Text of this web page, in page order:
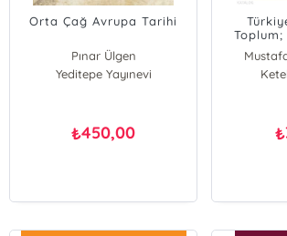
Orta Çağ Avrupa Tarihi
Pınar Ülgen
Yeditepe Yayınevi
₺450,00 ₺